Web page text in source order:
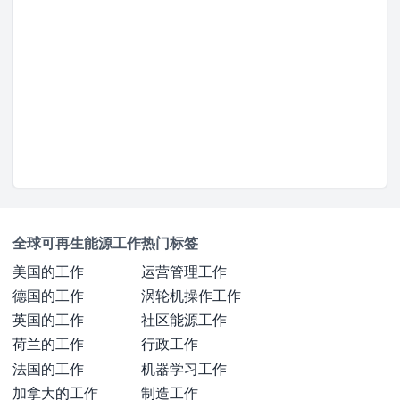
全球可再生能源工作
美国的工作
德国的工作
英国的工作
荷兰的工作
法国的工作
加拿大的工作
热门标签
运营管理工作
涡轮机操作工作
社区能源工作
行政工作
机器学习工作
制造工作